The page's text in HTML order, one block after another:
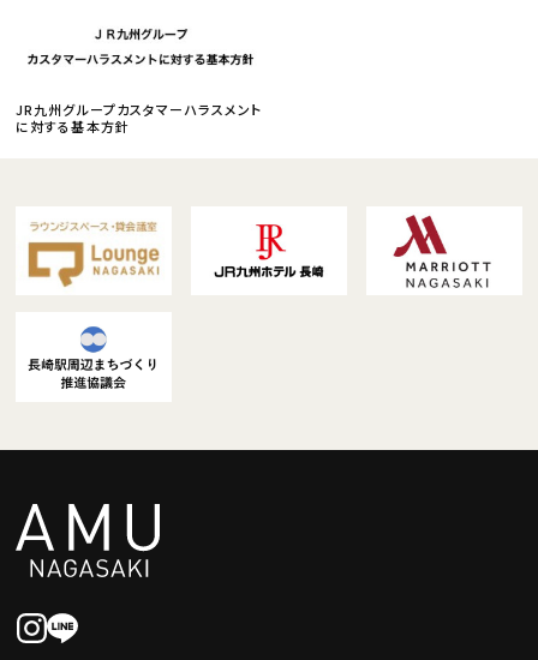
JR九州グループカスタマーハラスメント
に対する基本方針